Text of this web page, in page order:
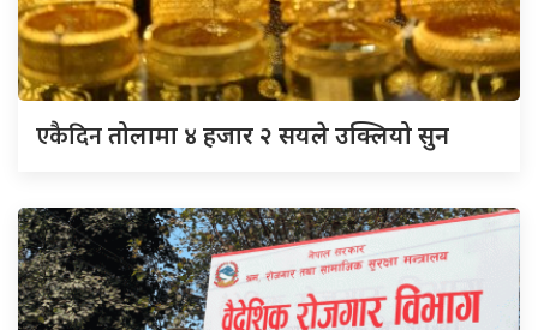
एकैदिनतोलामा ४ हजार २ सयले उक्लियो सुन